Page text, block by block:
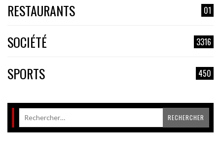
RESTAURANTS 01
SOCIÉTÉ 3316
SPORTS 450